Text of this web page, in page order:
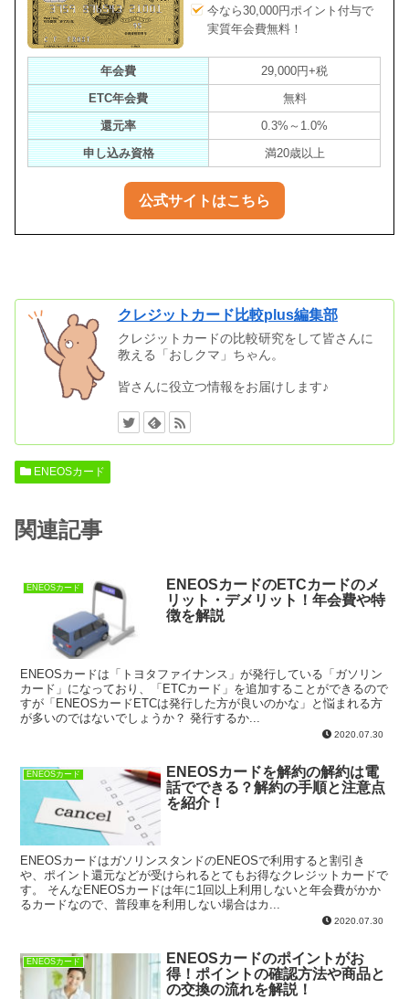
今なら30,000円ポイント付与で
実質年会費無料！
年会費
29,000円+税
ETC年会費
無料
還元率
0.3%～1.0%
申し込み資格
満20歳以上
公式サイトはこちら
クレジットカード比較plus編集部
クレジットカードの比較研究をして皆さんに
教える「おしクマ」ちゃん。
皆さんに役立つ情報をお届けします♪
ENEOSカード
関連記事
ENEOSカード
ENEOSカードのETCカードのメ
リット・デメリット！年会費や特
徴を解説
ENEOSカードは「トヨタファイナンス」が発行している「ガソリン
カード」になっており、「ETCカード」を追加することができるので
すが「ENEOSカードETCは発行した方が良いのかな」と悩まれる方
が多いのではないでしょうか？ 発行するか...
2020.07.30
ENEOSカード
ENEOSカードを解約の解約は電
話でできる？解約の手順と注意点
を紹介！
ENEOSカードはガソリンスタンドのENEOSで利用すると割引き
や、ポイント還元などが受けられるとてもお得なクレジットカードで
す。 そんなENEOSカードは年に1回以上利用しないと年会費がかか
るカードなので、普段車を利用しない場合はカ...
2020.07.30
ENEOSカード
ENEOSカードのポイントがお
得！ポイントの確認方法や商品と
の交換の流れを解説！